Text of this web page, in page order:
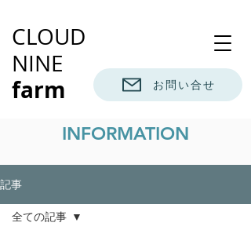
CLOUD
NINE
farm お問い合せ
INFORMATION
記事
全ての記事